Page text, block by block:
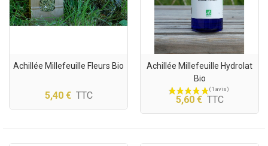
Achillée Millefeuille Fleurs Bio
5,40 € TTC
Achillée Millefeuille Hydrolat
Bio
5,60 € TTC